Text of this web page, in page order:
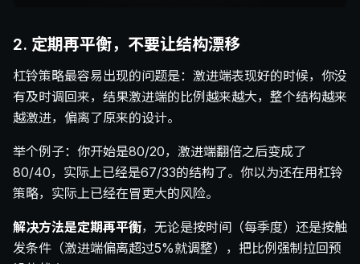
2. 定期再平衡，不要让结构漂移
杠铃策略最容易出现的问题是：激进端表现好的时候，你没
有及时调回来，结果激进端的比例越来越大，整个结构越来
越激进，偏离了原来的设计。
举个例子：你开始是80/20，激进端翻倍之后变成了
80/40，实际上已经是67/33的结构了。你以为还在用杠铃
策略，实际上已经在冒更大的风险。
解决方法是定期再平衡，无论是按时间（每季度）还是按触
发条件（激进端偏离超过5%就调整），把比例强制拉回预